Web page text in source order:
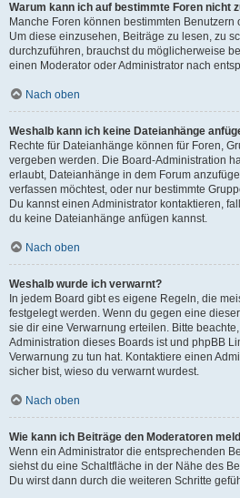
Warum kann ich auf bestimmte Foren nicht
Manche Foren können bestimmten
Um diese einzusehen, Beiträge zu lesen, zu
durchzuführen, brauchst du möglicherweise
einen Moderator oder Administrator nach
Nach oben
Weshalb kann ich keine Dateianhänge
Rechte für Dateianhänge können für Foren,
vergeben werden. Die Board-Administration
erlaubt, Dateianhänge in dem Forum
verfassen möchtest, oder nur bestimmte
Du kannst einen Administrator kontaktieren,
du keine Dateianhänge anfügen kannst.
Nach oben
Weshalb wurde ich verwarnt?
In jedem Board gibt es eigene Regeln, die
festgelegt werden. Wenn du gegen eine
sie dir eine Verwarnung erteilen. Bitte
Administration dieses Boards ist und phpBB
Verwarnung zu tun hat. Kontaktiere einen
sicher bist, wieso du verwarnt wurdest.
Nach oben
Wie kann ich Beiträge den Moderatoren
Wenn ein Administrator die entsprechenden
siehst du eine Schaltfläche in der Nähe des
Du wirst dann durch die weiteren Schritte